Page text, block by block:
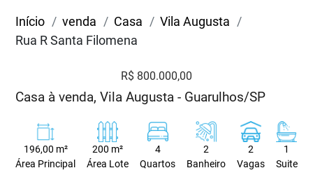
Início venda Casa
Vila Augusta
Rua R Santa Filomena
R$ 800.000,00
Casa à venda, Vila Augusta - Guarulhos/SP
196,00 m²
Área Principal
200 m²
Área Lote
4
Quartos
2
Banheiro
2
Vagas
1
Suite